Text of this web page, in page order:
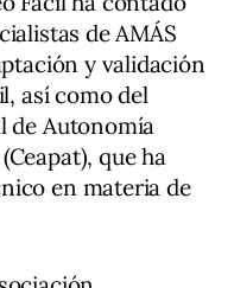
de AMÁS
y validación
así como del
de Autonomía
que ha
en materia de